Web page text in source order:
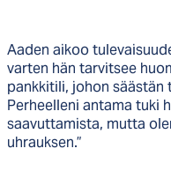
Aaden aikoo
varten hän tarvitsee
pankkitili, johon säästän
Perheelleni antama tuki
saavuttamista, mutta
uhrauksen.”